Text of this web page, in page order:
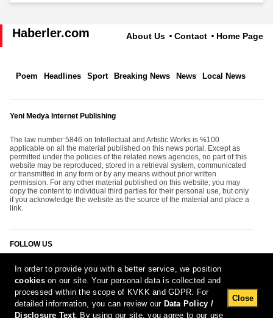
Haberler.com About Us Contact Home Page
Poem Headlines Sport Breaking News News Local News
Yeni Medya Internet Publishing
The law number 5846 on Intellectual and Artistic Works is %100
applicable on all the material published on this news portal. Except as
permitted under the policies of the related news agencies, no part of this
website may be reproduced, stored in a retrieval system, communicated
or transmitted in any form or by any means without prior written
permission. For any other material published on this website; you may
copy the content to individual third parties for their personal use, but only
if you acknowledge the website as the source of the material and place a
link.
FOLLOW US
In order to provide you with a better service, we position
cookieson our site. Your personal data is collected and
processed within the scope of KVKK and GDPR. For
detailed information, you can review our Data Policy /
Disclosure Text. By using our site, you agree to our use
Close